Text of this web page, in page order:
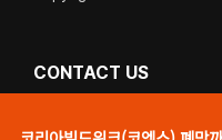
CONTACT US
Tel. 02-6121-6400 /